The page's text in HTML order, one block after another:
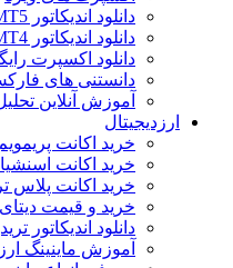
دانلود اندیکاتور MT5
دانلود اندیکاتور MT4
دانلود اکسپرت
دانستنی های
آموزش آنلاین
ارزدیجیتال
خرید اکانت
خرید اکانت
خرید اکانت پلاس
خرید و قیمت دیتای CME تریدینگ ویو
دانلود اندیکاتور
آموزش ماینینگ